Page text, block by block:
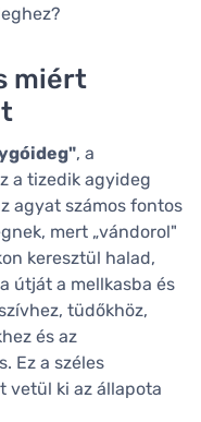
miért
, a
a tizedik agyideg
agyat számos fontos
mert „vándorol"
keresztül halad,
útját a mellkasba és
tüdőkhöz,
és az
Ez a széles
vetül ki az állapota